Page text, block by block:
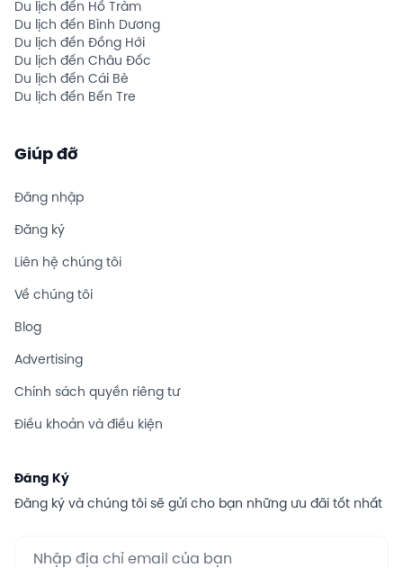
Du lịch đến Hồ Tràm
Du lịch đến Bình Dương
Du lịch đến Đồng Hới
Du lịch đến Châu Đốc
Du lịch đến Cái Bè
Du lịch đến Bến Tre
Giúp đỡ
Đăng nhập
Đăng ký
Liên hệ chúng tôi
Về chúng tôi
Blog
Advertising
Chính sách quyền riêng tư
Điều khoản và điều kiện
Đăng Ký
Đăng ký và chúng tôi sẽ gửi cho bạn những ưu đãi tốt nhất